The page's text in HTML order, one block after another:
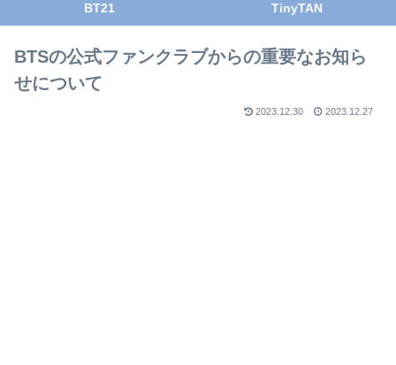
BT21 TinyTAN
BTSの公式ファンクラブからの重要なお知ら
せについて
2023.12.30 2023.12.27